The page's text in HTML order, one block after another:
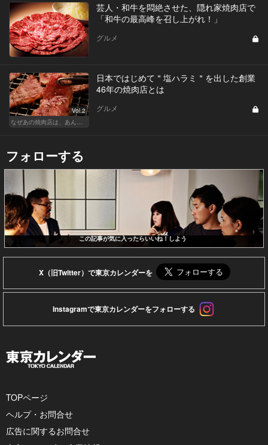
芸人・和牛を悶絶させた、隠れ家焼肉店で
「和牛の最高峰を召し上がれ！」
グルメ
Vol.2
日本ではじめて＂塩ハラミ＂を出した創業
46年の焼肉店とは
グルメ
フォローする
この記事が気に入ったらいいね！しよう
X（旧Twitter）で東京カレンダーを
Instagramで東京カレンダーをフォローする
TOPページ
ヘルプ・お問合せ
広告に関するお問合せ